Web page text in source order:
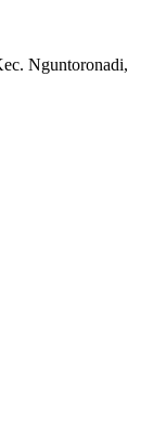
Nguntoronadi,